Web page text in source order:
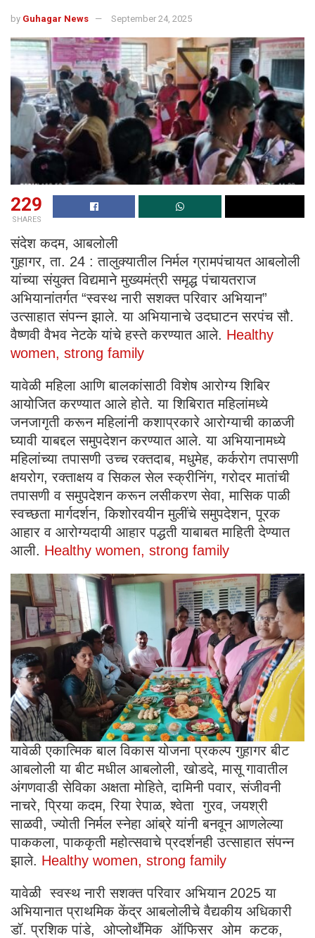
by Guhagar News September 24, 2025
229
SHARES
संदेश कदम, आबलोली
गुहागर, ता. 24 : तालुक्यातील निर्मल ग्रामपंचायत आबलोली
यांच्या संयुक्त विद्यमाने मुख्यमंत्री समृद्ध पंचायतराज
अभियानांतर्गत “स्वस्थ नारी सशक्त परिवार अभियान”
उत्साहात संपन्न झाले. या अभियानाचे उदघाटन सरपंच सौ.
वैष्णवी वैभव नेटके यांचे हस्ते करण्यात आले. Healthy
women, strong family
यावेळी महिला आणि बालकांसाठी विशेष आरोग्य शिबिर
आयोजित करण्यात आले होते. या शिबिरात महिलांमध्ये
जनजागृती करून महिलांनी कशाप्रकारे आरोग्याची काळजी
घ्यावी याबद्दल समुपदेशन करण्यात आले. या अभियानामध्ये
महिलांच्या तपासणी उच्च रक्तदाब, मधुमेह, कर्करोग तपासणी
क्षयरोग, रक्ताक्षय व सिकल सेल स्क्रीनिंग, गरोदर मातांची
तपासणी व समुपदेशन करून लसीकरण सेवा, मासिक पाळी
स्वच्छता मार्गदर्शन, किशोरवयीन मुलींचे समुपदेशन, पूरक
आहार व आरोग्यदायी आहार पद्धती याबाबत माहिती देण्यात
आली. Healthy women, strong family
यावेळी एकात्मिक बाल विकास योजना प्रकल्प गुहागर बीट
आबलोली या बीट मधील आबलोली, खोडदे, मासू गावातील
अंगणवाडी सेविका अक्षता मोहिते, दामिनी पवार, संजीवनी
नाचरे, प्रिया कदम, रिया रेपाळ, श्वेता गुरव, जयश्री
साळवी, ज्योती निर्मल स्नेहा आंब्रे यांनी बनवून आणलेल्या
पाककला, पाककृती महोत्सवाचे प्रदर्शनही उत्साहात संपन्न
झाले. Healthy women, strong family
यावेळी स्वस्थ नारी सशक्त परिवार अभियान 2025 या
अभियानात प्राथमिक केंद्र आबलोलीचे वैद्यकीय अधिकारी
डॉ. प्रशिक पांडे, ओप्लोथँमिक ऑफिसर ओम कटक,